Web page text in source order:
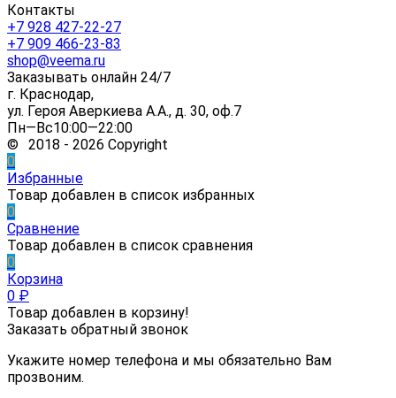
Контакты
+7 928 427-22-27
+7 909 466-23-83
shop@veema.ru
Заказывать онлайн 24/7
г. Краснодар,
ул. Героя Аверкиева А.А., д. 30, оф.7
Пн—Вс10:00—22:00
© 2018 - 2026 Copyright
0
Избранные
Товар добавлен в список избранных
0
Сравнение
Товар добавлен в список сравнения
0
Корзина
0 ₽
Товар добавлен в корзину!
Заказать обратный звонок
Укажите номер телефона и мы обязательно Вам
прозвоним.